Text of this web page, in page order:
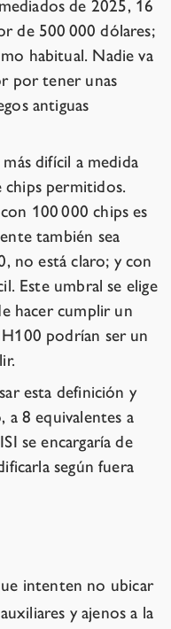
de 2025, 16
de 500 000 dólares;
habitual. Nadie va
por tener unas
antiguas
difícil a medida
permitidos.
100 000 chips es
también sea
no está claro; y con
Este umbral se elige
hacer cumplir un
podrían ser un
esta definición y
a 8 equivalentes a
se encargaría de
según fuera
intenten no ubicar
y ajenos a la